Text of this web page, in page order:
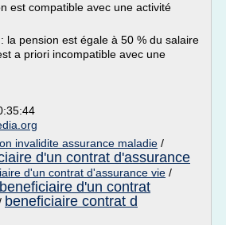
est compatible avec une activité
la pension est égale à 50 % du salaire
a priori incompatible avec une
invalidite assurance maladie /
d'un contrat d'assurance
d'un contrat d'assurance vie /
d'un contrat
beneficiaire contrat d